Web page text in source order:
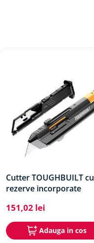
Cutter TOUGHBUILT cu
rezerve incorporate
151,02 lei
Adauga in cos